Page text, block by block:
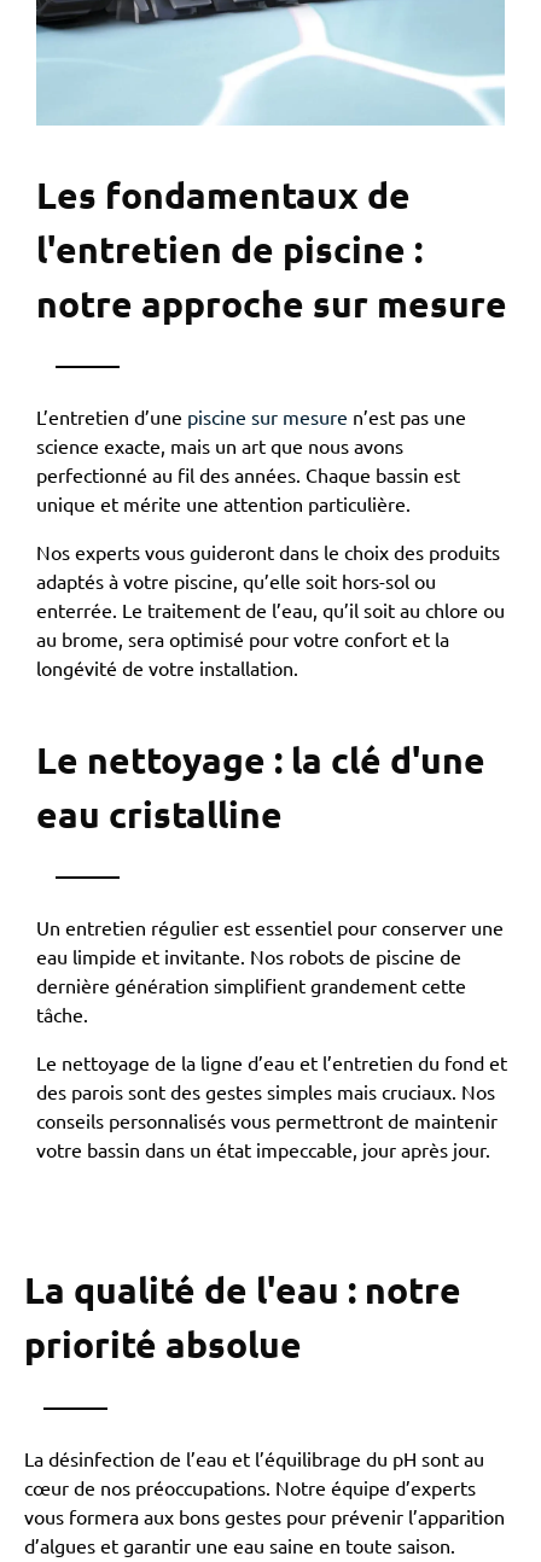
Les fondamentaux de
l'entretien de piscine :
notre approche sur mesure
L’entretien d’une piscine sur mesure n’est pas une
science exacte, mais un art que nous avons
perfectionné au fil des années. Chaque bassin est
unique et mérite une attention particulière.
Nos experts vous guideront dans le choix des produits
adaptés à votre piscine, qu’elle soit hors-sol ou
enterrée. Le traitement de l’eau, qu’il soit au chlore ou
au brome, sera optimisé pour votre confort et la
longévité de votre installation.
Le nettoyage : la clé d'une
eau cristalline
Un entretien régulier est essentiel pour conserver une
eau limpide et invitante. Nos robots de piscine de
dernière génération simplifient grandement cette
tâche.
Le nettoyage de la ligne d’eau et l’entretien du fond et
des parois sont des gestes simples mais cruciaux. Nos
conseils personnalisés vous permettront de maintenir
votre bassin dans un état impeccable, jour après jour.
La qualité de l'eau : notre
priorité absolue
La désinfection de l’eau et l’équilibrage du pH sont au
cœur de nos préoccupations. Notre équipe d’experts
vous formera aux bons gestes pour prévenir l’apparition
d’algues et garantir une eau saine en toute saison.